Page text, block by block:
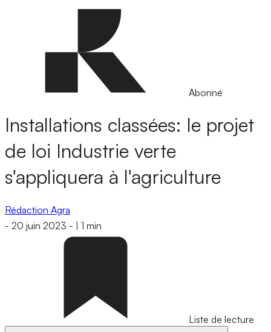
Abonné
Installations classées: le projet
de loi Industrie verte
s'appliquera à l'agriculture
Rédaction Agra
- 20 juin 2023 - 1 min
Liste de lecture